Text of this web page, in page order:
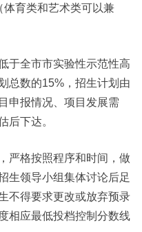
育类和艺术类可以兼
全市市实验性示范性高
总数的15%，招生计划由
申报情况、项目发展需
后下达。
格按照程序和时间，做
生领导小组集体讨论后足
不得要求更改或放弃预录
相应最低投档控制分数线